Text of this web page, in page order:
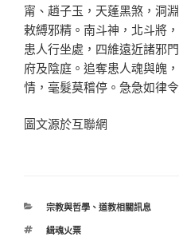
甯、趙子玉，天蓬黑煞，洞
敕縛邪精。南斗神，北斗將
患人行坐處，四維遠近諸邪
府及陰庭。追奪患人魂與魄
情，毫髮莫稽停。急急如律令
圖文源於互聯網
分
宗教與哲學、 道教相關訊息
標
緝魂火票